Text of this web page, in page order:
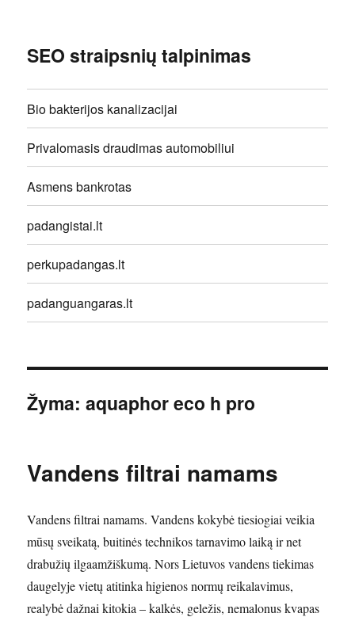
SEO straipsnių talpinimas
Bio bakterijos kanalizacijai
Privalomasis draudimas automobiliui
Asmens bankrotas
padangistai.lt
perkupadangas.lt
padanguangaras.lt
Žyma:aquaphor eco h pro
Vandens filtrai namams
Vandens filtrai namams. Vandens kokybė tiesiogiai veikia
mūsų sveikatą, buitinės technikos tarnavimo laiką ir net
drabužių ilgaamžiškumą. Nors Lietuvos vandens tiekimas
daugelyje vietų atitinka higienos normų reikalavimus,
realybė dažnai kitokia – kalkės, geležis, nemalonus kvapas